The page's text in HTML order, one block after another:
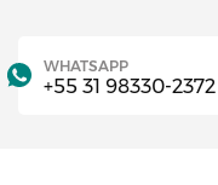
WHATSAPP
+55 31 98330-2372